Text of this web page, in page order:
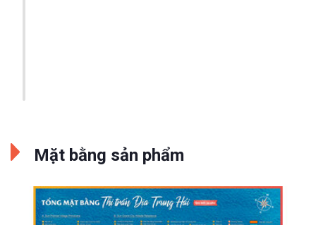
Mặt bằng sản phẩm